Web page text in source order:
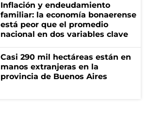
Inflación y endeudamiento
familiar: la economía bonaerense
está peor que el promedio
nacional en dos variables clave
Casi 290 mil hectáreas están en
manos extranjeras en la
provincia de Buenos Aires